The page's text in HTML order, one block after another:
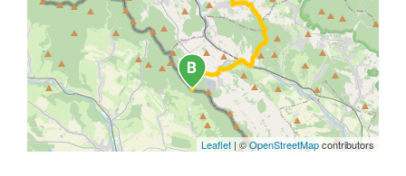
Leaflet |©OpenStreetMapcontributors